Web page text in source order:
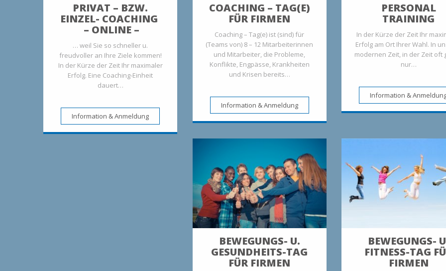
PRIVAT – BZW.
EINZEL- COACHING
– ONLINE –
… weil Sie so schneller u.
freudvoller an Ihre Ziele kommen!
In der Kürze der Zeit Ihr maximaler
Erfolg. Eine Coaching-Einheit
dauert…
Information & Anmeldung
COACHING – TAG(E)
FÜR FIRMEN
Coaching – Tag(e) ist (sind) für
(Teams von) 8 – 12 Mitarbeiterinnen
und Mitarbeiter, die Probleme,
Konflikte, Engpässe, Krankheiten
und Krisen bereits…
Information & Anmeldung
PERSONAL
TRAINING
In der Kürze der Zeit Ihr
Erfolg am Ort Ihrer Wahl. In
modernen Zeit, in der Zeit oft
nur…
Information &
BEWEGUNGS- U.
GESUNDHEITS-TAG
FÜR FIRMEN
BEWEGUNGS-
FITNESS-TAG
FIRMEN